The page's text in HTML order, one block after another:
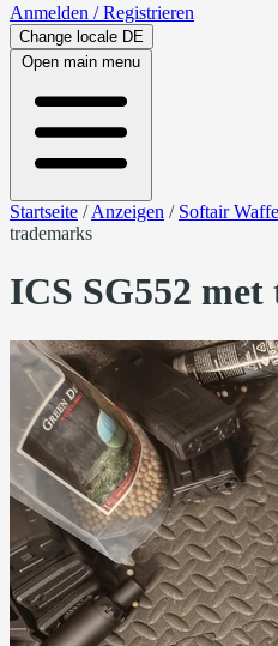
Anmelden / Registrieren
Change locale DE
Open main menu
Startseite /Anzeigen / Softair
trademarks
ICS SG552